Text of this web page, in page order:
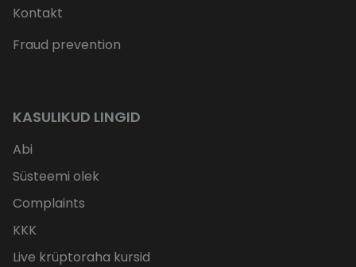
Kontakt
Fraud prevention
KASULIKUD LINGID
Abi
Süsteemi olek
Complaints
KKK
Live krüptoraha kursid